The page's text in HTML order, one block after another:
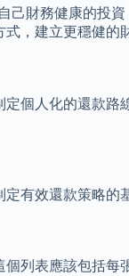
財務健康的投
，建立更穩健的
個人化的還款
有效還款策略的
列表應該包括